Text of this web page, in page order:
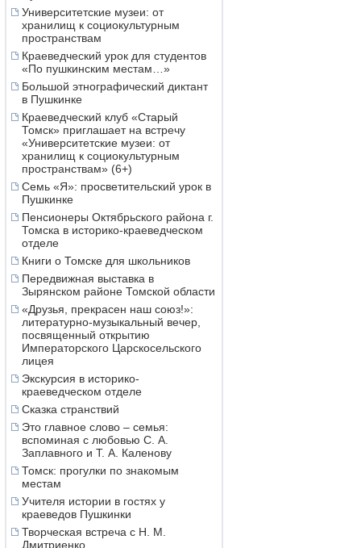
Университетские музеи: от
хранилищ к социокультурным
пространствам
Краеведческий урок для студентов
«По пушкинским местам…»
Большой этнографический диктант
в Пушкинке
Краеведческий клуб «Старый
Томск» приглашает на встречу
«Университетские музеи: от
хранилищ к социокультурным
пространствам» (6+)
Семь «Я»: просветительский урок в
Пушкинке
Пенсионеры Октябрьского района г.
Томска в историко-краеведческом
отделе
Книги о Томске для школьников
Передвижная выставка в
Зырянском районе Томской области
«Друзья, прекрасен наш союз!»:
литературно-музыкальный вечер,
посвященный открытию
Императорского Царскосельского
лицея
Экскурсия в историко-
краеведческом отделе
Сказка странствий
Это главное слово – семья:
вспоминая с любовью С. А.
Заплавного и Т. А. Каленову
Томск: прогулки по знакомым
местам
Учителя истории в гостях у
краеведов Пушкинки
Творческая встреча с Н. М.
Дмитриенко